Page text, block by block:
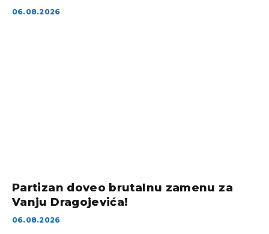
06.08.2026
Partizan doveo brutalnu zamenu za
Vanju Dragojevića!
06.08.2026